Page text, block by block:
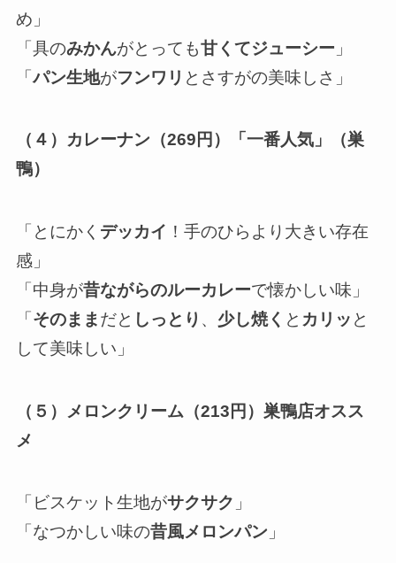
め」
「具のみかんがとっても甘くてジューシー 」
「パン生地がフンワリ とさすがの美味しさ」
（４）カレーナン（269円）「一番人気」（巣
鴨）
「とにかく デッカイ ！手のひらより大きい存在
感」
「中身が昔ながらのルーカレーで懐かしい味」
「 そのまま だと しっとり 、 少し焼く と カリッ と
して美味しい」
（５）メロンクリーム（213円）巣鴨店オスス
メ
「ビスケット生地がサクサク 」
「なつかしい味の昔風メロンパン 」